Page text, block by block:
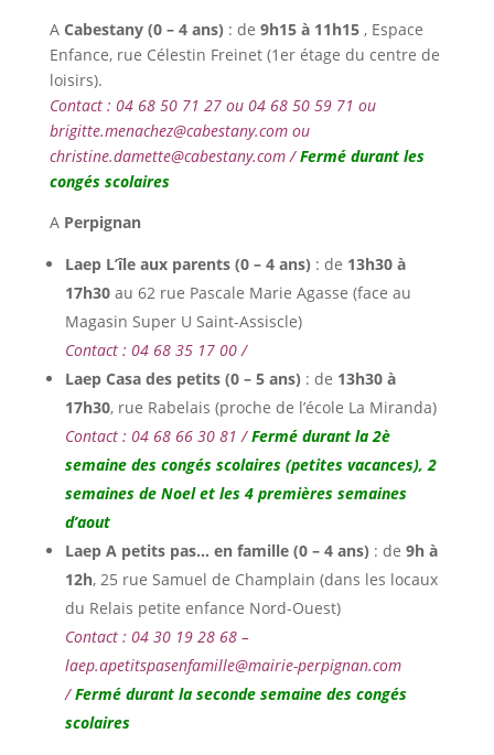
A Cabestany (0 – 4 ans) : de 9h15 à 11h15 , Espace
Enfance, rue Célestin Freinet (1er étage du centre de
loisirs).
Contact : 04 68 50 71 27 ou 04 68 50 59 71 ou
brigitte.menachez@cabestany.com ou
christine.damette@cabestany.com /Fermé durant les
congés scolaires
A Perpignan
Laep L’île aux parents (0 – 4 ans) : de 13h30 à
17h30 au 62 rue Pascale Marie Agasse (face au
Magasin Super U Saint-Assiscle)
Contact : 04 68 35 17 00/
Laep Casa des petits (0 – 5 ans) : de 13h30 à
17h30, rue Rabelais (proche de l’école La Miranda)
Contact : 04 68 66 30 81 /Fermé durant la 2è
semaine des congés scolaires (petites vacances), 2
semaines de Noel et les 4 premières semaines
d’aout
Laep A petits pas… en famille (0 – 4 ans) : de 9h à
12h, 25 rue Samuel de Champlain (dans les locaux
du Relais petite enfance Nord-Ouest)
Contact : 04 30 19 28 68 –
laep.apetitspasenfamille@mairie-perpignan.com
/Fermé durant la seconde semaine des congés
scolaires